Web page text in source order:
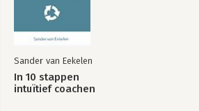
Sander van Eekelen
In 10 stappen
intuïtief coachen